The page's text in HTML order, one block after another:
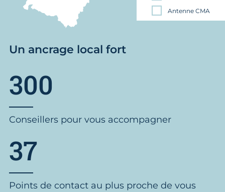
Antenne CMA
Un ancrage local fort
300
Conseillers pour vous accompagner
37
Points de contact au plus proche de vous